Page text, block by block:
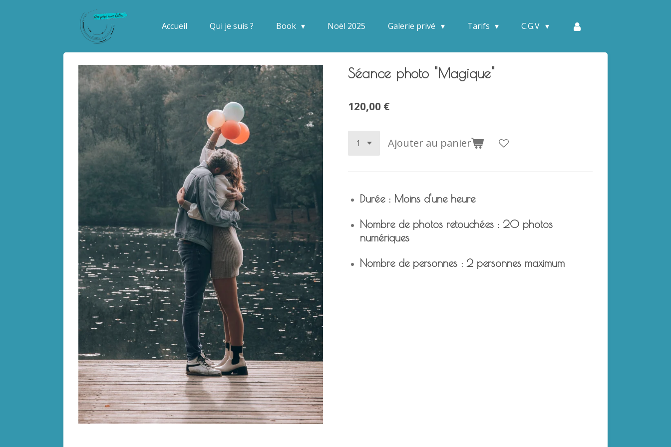
Accueil Qui je suis ? Book Noël 2025 Galerie privé Tarifs C.G.V
Séance photo "Magique"
120,00 €
Ajouter au panier
Durée : Moins d'une heure
Nombre de photos retouchées : 20 photos
numériques
Nombre de personnes : 2 personnes maximum